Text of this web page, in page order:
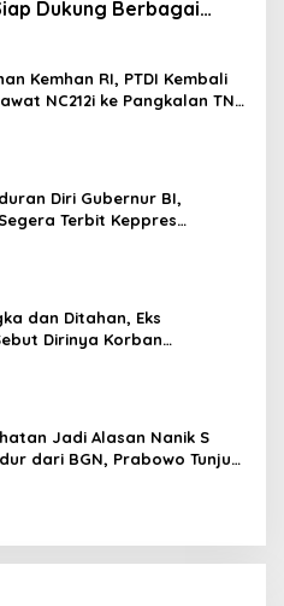
Dukung Berbagai
Kemhan RI, PTDI Kembali
NC212i ke Pangkalan TNI
Diri Gubernur BI,
Terbit Keppres
dengan Hormat
dan Ditahan, Eks
Dirinya Korban
Jadi Alasan Nanik S
dari BGN, Prabowo Tunjuk